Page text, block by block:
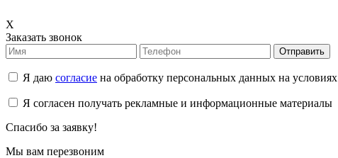
X
Заказать звонок
Отправить
Я даю согласие на обработку персональных данных на условиях
Я согласен получать рекламные и информационные материалы
Спасибо за заявку!
Мы вам перезвоним